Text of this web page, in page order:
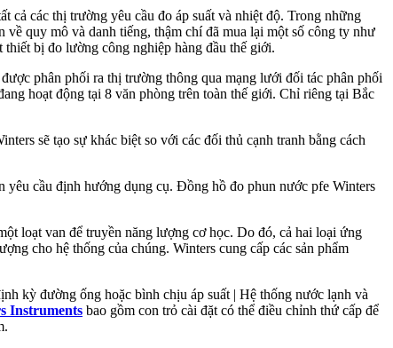
cả các thị trường yêu cầu đo áp suất và nhiệt độ. Trong những
quy mô và danh tiếng, thậm chí đã mua lại một số công ty như
thiết bị đo lường công nghiệp hàng đầu thế giới.
phân phối ra thị trường thông qua mạng lưới đối tác phân phối
hoạt động tại 8 văn phòng trên toàn thế giới. Chỉ riêng tại Bắc
sẽ tạo sự khác biệt so với các đối thủ cạnh tranh bằng cách
cầu định hướng dụng cụ. Đồng hồ đo phun nước pfe Winters
loạt van để truyền năng lượng cơ học. Do đó, cả hai loại ứng
cho hệ thống của chúng. Winters cung cấp các sản phẩm
kỳ đường ống hoặc bình chịu áp suất | Hệ thống nước lạnh và
Instruments bao gồm con trỏ cài đặt có thể điều chỉnh thứ cấp để